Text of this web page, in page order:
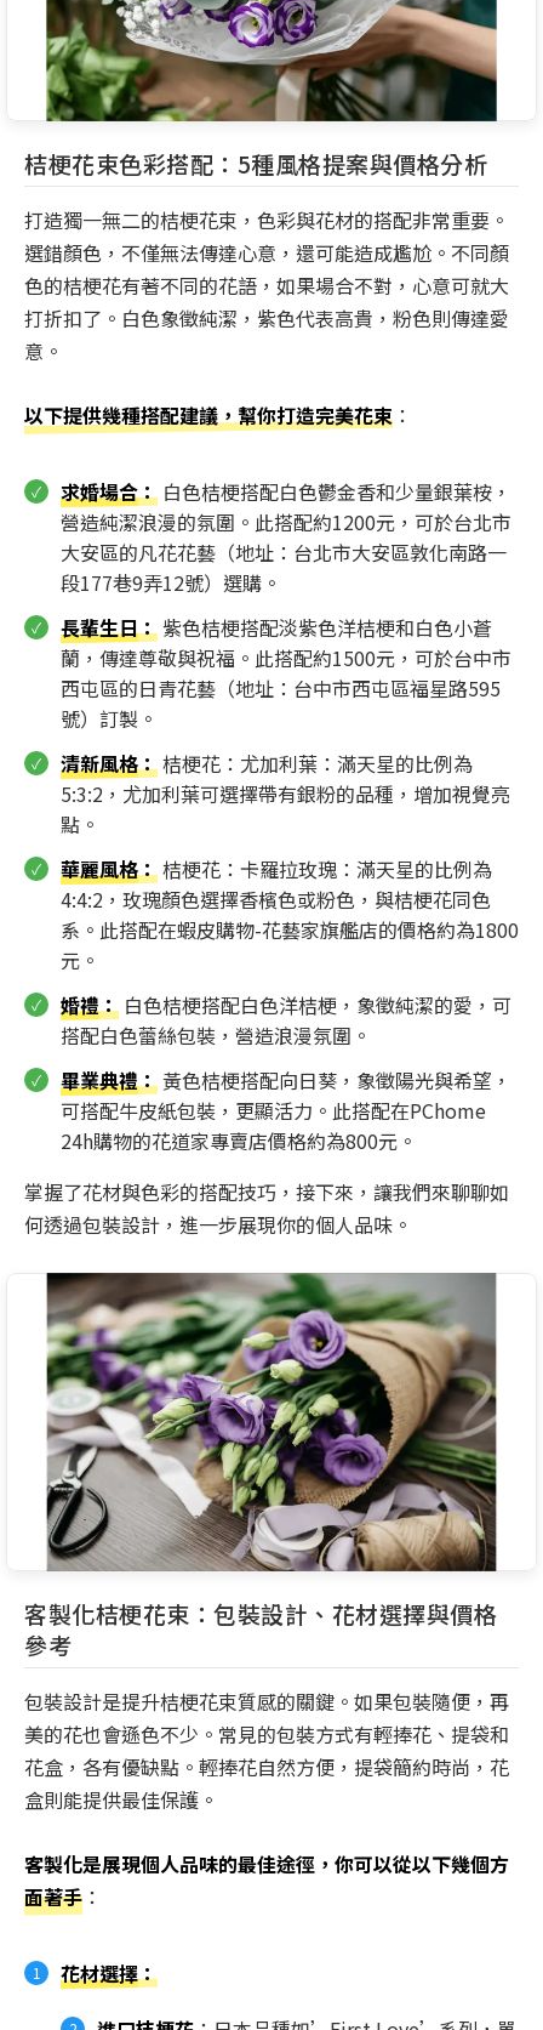
桔梗花束色彩搭配：5種風格提案與價格分析
打造獨一無二的桔梗花束，色彩與花材的搭配非常重要。
選錯顏色，不僅無法傳達心意，還可能造成尷尬。不同顏
色的桔梗花有著不同的花語，如果場合不對，心意可就大
打折扣了。白色象徵純潔，紫色代表高貴，粉色則傳達愛
意。
以下提供幾種搭配建議，幫你打造完美花束 ：
求婚場合： 白色桔梗搭配白色鬱金香和少量銀葉桉，
營造純潔浪漫的氛圍。此搭配約1200元，可於台北市
大安區的凡花花藝（地址：台北市大安區敦化南路一
段177巷9弄12號）選購。
長輩生日：紫色桔梗搭配淡紫色洋桔梗和白色小蒼
蘭，傳達尊敬與祝福。此搭配約1500元，可於台中市
西屯區的日青花藝（地址：台中市西屯區福星路595
號）訂製。
清新風格：桔梗花：尤加利葉：滿天星的比例為
5:3:2，尤加利葉可選擇帶有銀粉的品種，增加視覺亮
點。
華麗風格：桔梗花：卡羅拉玫瑰：滿天星的比例為
4:4:2，玫瑰顏色選擇香檳色或粉色，與桔梗花同色
系。此搭配在蝦皮購物-花藝家旗艦店的價格約為1800
元。
婚禮： 白色桔梗搭配白色洋桔梗，象徵純潔的愛，可
搭配白色蕾絲包裝，營造浪漫氛圍。
畢業典禮：黃色桔梗搭配向日葵，象徵陽光與希望，
可搭配牛皮紙包裝，更顯活力。此搭配在PChome
24h購物的花道家專賣店價格約為800元。
掌握了花材與色彩的搭配技巧，接下來，讓我們來聊聊如
何透過包裝設計，進一步展現你的個人品味。
客製化桔梗花束：包裝設計、花材選擇與價格
參考
包裝設計是提升桔梗花束質感的關鍵。如果包裝隨便，再
美的花也會遜色不少。常見的包裝方式有輕捧花、提袋和
花盒，各有優缺點。輕捧花自然方便，提袋簡約時尚，花
盒則能提供最佳保護。
客製化是展現個人品味的最佳途徑，你可以從以下幾個方
面著手 ：
花材選擇：